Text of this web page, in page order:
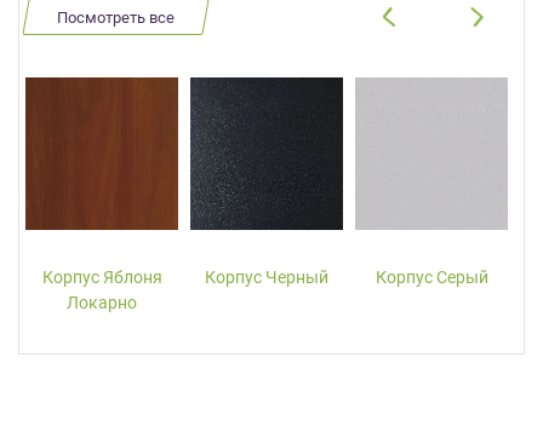
Посмотреть все
Корпус Яблоня
Локарно
Корпус Черный Корпус Серый